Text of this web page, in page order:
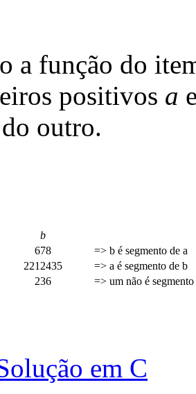
a função do
positivos a
outro.
b
678
=> b é segmento de a
2212435
=> a é segmento de b
236 => um não é
em C